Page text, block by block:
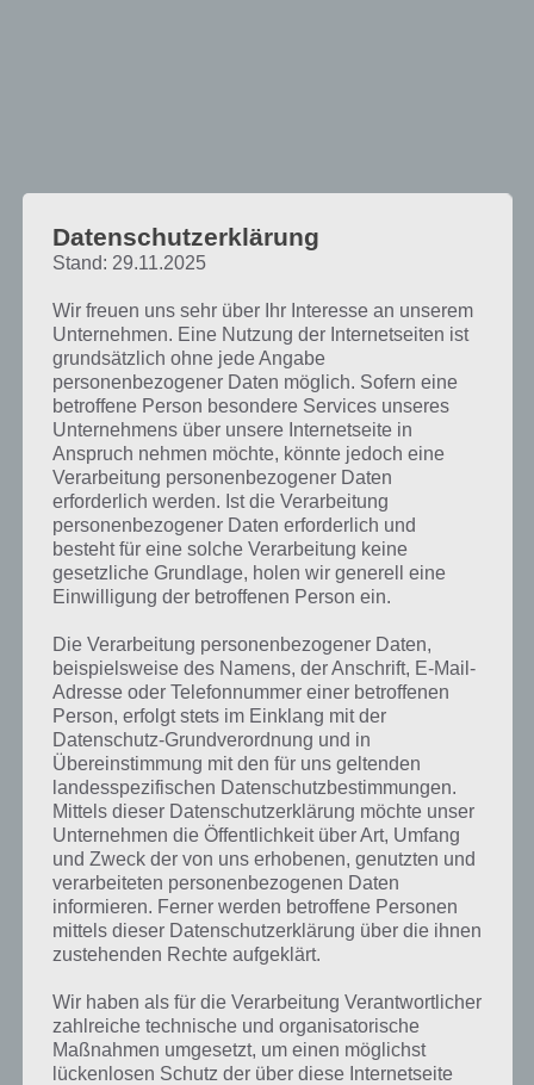
Drop Wizard Tower: Meistere alle 50
Ebenen
Drop Wizard Tower
Screenshot – (c)
Nitrome
Entwickelt wurde Drop Wizard Tower
von Neutronized, die mit Drop
Wizard bereits im Jahr 2015 ein
solches Spiel veröffentlicht haben.
Damals war es noch ein
kostenpflichtiger Download, das
identisch. Drop Wizard Tower,
veröffentlicht von Nitrome, die mit
Spiele Apps wieMagic Touch
Gunbrickbereits große Erfolge feiern
konnten, kann kostenlos
heruntergeladen werden.
Drop Wizard Tower basiert auf
Ebenen, in jeder Ebene musst du die
Gegner eliminieren. Dazu fällst du
von Plattform zu Plattform nach
unten. Beim Auftreffen wird eine
Magiekugel abgefeuert, die einen
dieser Gegner treffen sollte. Sind diese bewusstlos, kannst du diese
zerstören. Zudem lassen diese Items fallen, die du aufsammeln
solltest, um im Level aufzusteigen und zudem Punkte für deinen
Highscore zu sammeln.
Datenschutzerklärung
Stand: 29.11.2025
Wir freuen uns sehr über Ihr Interesse an unserem
Unternehmen. Eine Nutzung der Internetseiten ist
grundsätzlich ohne jede Angabe
personenbezogener Daten möglich. Sofern eine
betroffene Person besondere Services unseres
Unternehmens über unsere Internetseite in
Anspruch nehmen möchte, könnte jedoch eine
Verarbeitung personenbezogener Daten
erforderlich werden. Ist die Verarbeitung
personenbezogener Daten erforderlich und
besteht für eine solche Verarbeitung keine
gesetzliche Grundlage, holen wir generell eine
Einwilligung der betroffenen Person ein.
Die Verarbeitung personenbezogener Daten,
beispielsweise des Namens, der Anschrift, E-Mail-
Adresse oder Telefonnummer einer betroffenen
Person, erfolgt stets im Einklang mit der
Datenschutz-Grundverordnung und in
Übereinstimmung mit den für uns geltenden
landesspezifischen Datenschutzbestimmungen.
Mittels dieser Datenschutzerklärung möchte unser
Unternehmen die Öffentlichkeit über Art, Umfang
und Zweck der von uns erhobenen, genutzten und
verarbeiteten personenbezogenen Daten
informieren. Ferner werden betroffene Personen
mittels dieser Datenschutzerklärung über die ihnen
zustehenden Rechte aufgeklärt.
Wir haben als für die Verarbeitung Verantwortlicher
zahlreiche technische und organisatorische
Maßnahmen umgesetzt, um einen möglichst
lückenlosen Schutz der über diese Internetseite